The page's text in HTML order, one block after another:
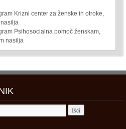
Krizni center za ženske in otroke,
Psihosocialna pomoč ženskam,
nasilja